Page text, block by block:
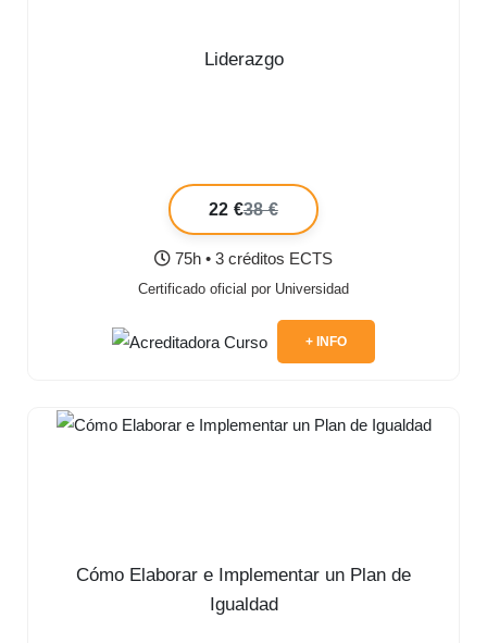
Liderazgo
22 €38 €
75h • 3 créditos ECTS
Certificado oficial por Universidad
+ INFO
Cómo Elaborar e Implementar un Plan de
Igualdad